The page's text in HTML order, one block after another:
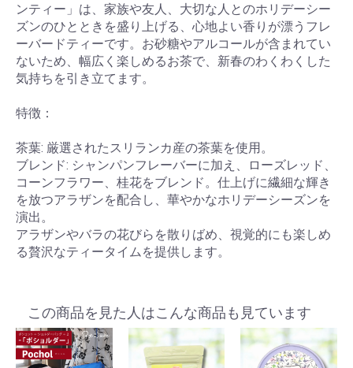
ンティー」は、家族や友人、大切な人とのホリデーシー
ズンのひとときを盛り上げる、心地よい香りが漂うフレ
ーバードティーです。お砂糖やアルコールが含まれてい
ないため、幅広く楽しめるお茶で、新春のわくわくした
気持ちを引き立てます。
特徴：
茶葉: 厳選されたスリランカ産の茶葉を使用。
ブレンド: シャンパンフレーバーに加え、ローズレッド、
コーンフラワー、桂花をブレンド。仕上げに繊細な輝き
を放つアラザンを配合し、華やかなホリデーシーズンを
演出。
アラザンやバラの花びらを散りばめ、視覚的にも楽しめ
る贅沢なティータイムを提供します。
この商品を見た人はこんな商品も見ています